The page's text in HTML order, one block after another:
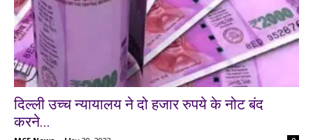
दिल्ली उच्च न्यायालय ने दो हजार रुपये के नोट बंद
करने...